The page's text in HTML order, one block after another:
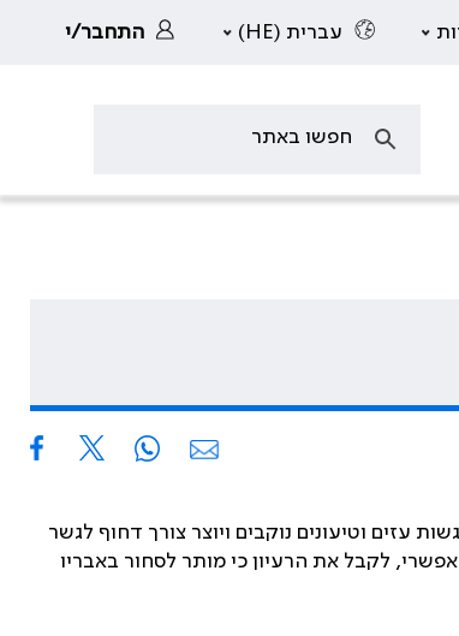
עברית (HE) התחבר/י
וטיעונים נוקבים ויוצר צורך דחוף לגשר
לקבל את הרעיון כי מותר לסחור באבריו